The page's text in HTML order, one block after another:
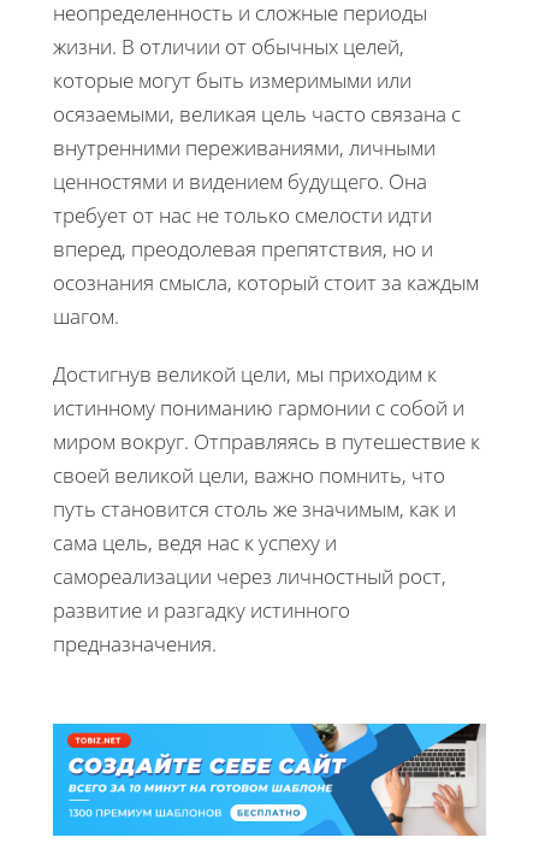
неопределенность и сложные периоды
жизни. В отличии от обычных целей,
которые могут быть измеримыми или
осязаемыми, великая цель часто связана с
внутренними переживаниями, личными
ценностями и видением будущего. Она
требует от нас не только смелости идти
вперед, преодолевая препятствия, но и
осознания смысла, который стоит за каждым
шагом.
Достигнув великой цели, мы приходим к
истинному пониманию гармонии с собой и
миром вокруг. Отправляясь в путешествие к
своей великой цели, важно помнить, что
путь становится столь же значимым, как и
сама цель, ведя нас к успеху и
самореализации через личностный рост,
развитие и разгадку истинного
предназначения.